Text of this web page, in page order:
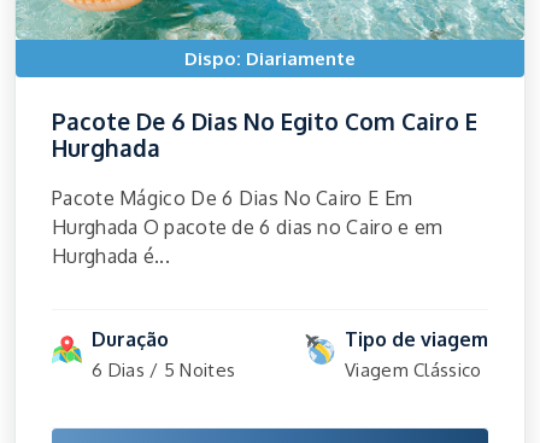
Dispo: Diariamente
Pacote De 6 Dias No Egito Com Cairo E
Hurghada
Pacote Mágico De 6 Dias No Cairo E Em
Hurghada O pacote de 6 dias no Cairo e em
Hurghada é...
Duração
6 Dias / 5 Noites
Tipo de viagem
Viagem Clássico